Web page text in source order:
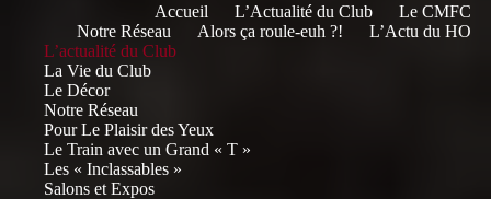
Accueil L’Actualité du Club
Le CMFC
Notre Réseau
Alors ça roule-euh ?!
L’Actu du HO
L’actualité du Club
La Vie du Club
Le Décor
Notre Réseau
Pour Le Plaisir des Yeux
Le Train avec un Grand « T »
Les « Inclassables »
Salons et Expos